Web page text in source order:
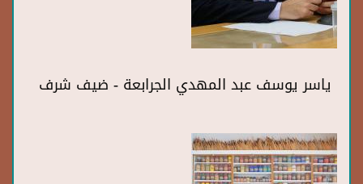
ياسر يوسف عبد المهدي الجرابعة - ضيف شرف